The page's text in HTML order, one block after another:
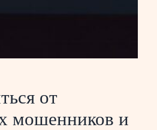
от
мошенников и